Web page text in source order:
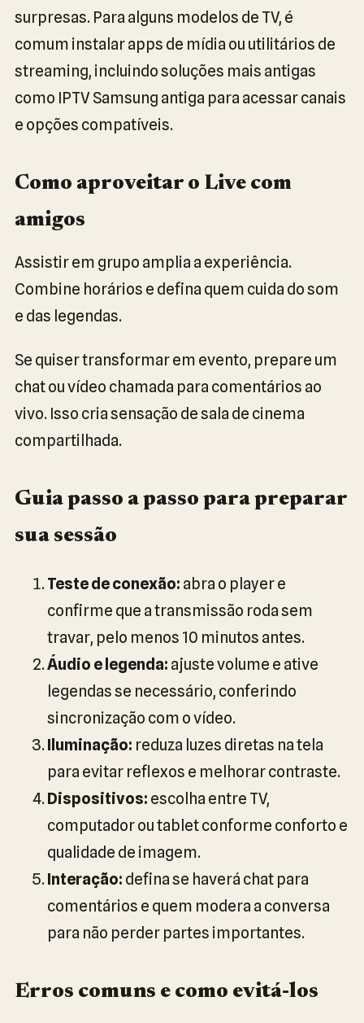
surpresas. Para alguns modelos de TV, é
comum instalar apps de mídia ou utilitários de
streaming, incluindo soluções mais antigas
como IPTV Samsung antiga para acessar canais
e opções compatíveis.
Como aproveitar o Live com
amigos
Assistir em grupo amplia a experiência.
Combine horários e defina quem cuida do som
e das legendas.
Se quiser transformar em evento, prepare um
chat ou vídeo chamada para comentários ao
vivo. Isso cria sensação de sala de cinema
compartilhada.
Guia passo a passo para preparar
sua sessão
Teste de conexão: abra o player e
confirme que a transmissão roda sem
travar, pelo menos 10 minutos antes.
Áudio e legenda: ajuste volume e ative
legendas se necessário, conferindo
sincronização com o vídeo.
Iluminação: reduza luzes diretas na tela
para evitar reflexos e melhorar contraste.
Dispositivos: escolha entre TV,
computador ou tablet conforme conforto e
qualidade de imagem.
Interação: defina se haverá chat para
comentários e quem modera a conversa
para não perder partes importantes.
Erros comuns e como evitá-los